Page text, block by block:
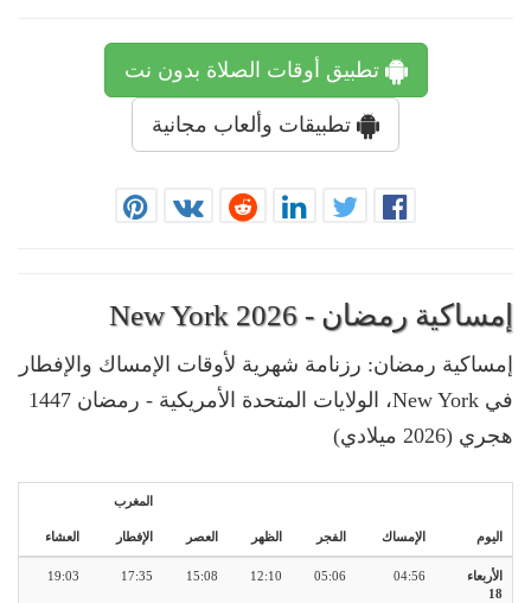
تطبيق أوقات الصلاة بدون نت
تطبيقات وألعاب مجانية
إمساكية رمضان - New York 2026
إمساكية رمضان: رزنامة شهرية لأوقات الإمساك والإفطار
في New York، الولايات المتحدة الأمريكية - رمضان 1447
هجري (2026 ميلادي)
اليوم الإمساك الفجر الظهر العصر
المغرب
الإفطار العشاء
الأربعاء
18
04:56
05:06
12:10
15:08
17:35
19:03